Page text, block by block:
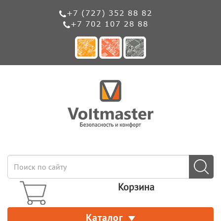
+7 (727) 352 88 82
+7 702 107 28 88
Корзина
Каталог